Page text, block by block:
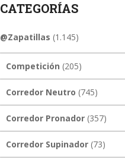
CATEGORÍAS
@Zapatillas (1.145)
Competición (205)
Corredor Neutro (745)
Corredor Pronador(357)
Corredor Supinador(73)